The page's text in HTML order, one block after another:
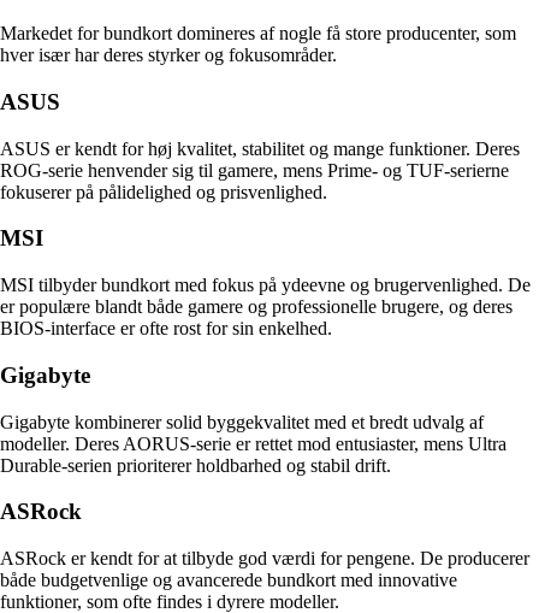
Markedet for bundkort domineres af nogle få store producenter, som
hver især har deres styrker og fokusområder.
ASUS
ASUS er kendt for høj kvalitet, stabilitet og mange funktioner. Deres
ROG-serie henvender sig til gamere, mens Prime- og TUF-serierne
fokuserer på pålidelighed og prisvenlighed.
MSI
MSI tilbyder bundkort med fokus på ydeevne og brugervenlighed. De
er populære blandt både gamere og professionelle brugere, og deres
BIOS-interface er ofte rost for sin enkelhed.
Gigabyte
Gigabyte kombinerer solid byggekvalitet med et bredt udvalg af
modeller. Deres AORUS-serie er rettet mod entusiaster, mens Ultra
Durable-serien prioriterer holdbarhed og stabil drift.
ASRock
ASRock er kendt for at tilbyde god værdi for pengene. De producerer
både budgetvenlige og avancerede bundkort med innovative
funktioner, som ofte findes i dyrere modeller.